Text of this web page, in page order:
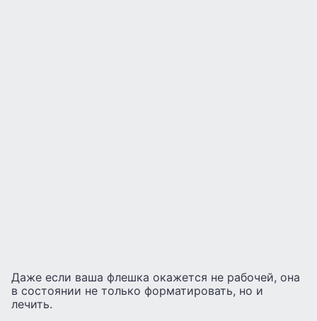
Даже если ваша флешка окажется не рабочей, она
в состоянии не только форматировать, но и
лечить.